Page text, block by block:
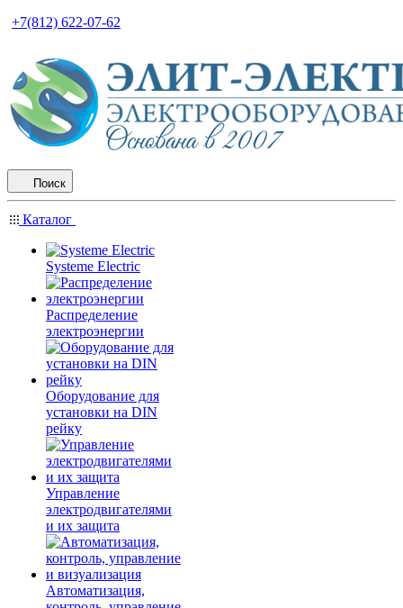
+7(812) 622-07-62
Поиск
Каталог
Systeme Electric
Распределение
электроэнергии
Оборудование для
установки на DIN
рейку
Управление
электродвигателями
и их защита
Автоматизация,